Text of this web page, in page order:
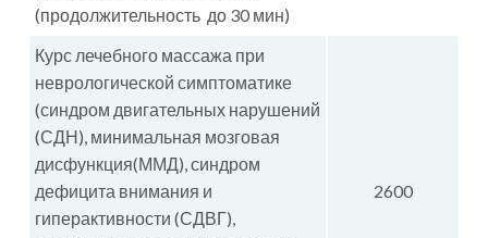
(продолжительность до 30 мин)
Курс лечебного массажа при
неврологической симптоматике
(синдром двигательных нарушений
(СДН), минимальная мозговая
дисфункция(ММД), синдром
дефицита внимания и
гиперактивности (СДВГ),
2600